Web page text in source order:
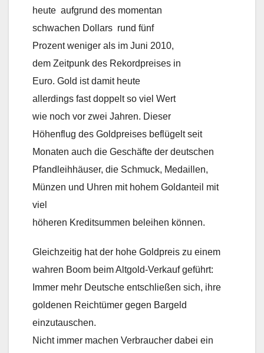
heute  aufgrund des momentan
schwachen Dollars  rund fünf
Prozent weniger als im Juni 2010,
dem Zeitpunk des Rekordpreises in
Euro. Gold ist damit heute
allerdings fast doppelt so viel Wert
wie noch vor zwei Jahren. Dieser
Höhenflug des Goldpreises beflügelt seit
Monaten auch die Geschäfte der deutschen
Pfandleihhäuser, die Schmuck, Medaillen,
Münzen und Uhren mit hohem Goldanteil mit
viel
höheren Kreditsummen beleihen können.
Gleichzeitig hat der hohe Goldpreis zu einem
wahren Boom beim Altgold-Verkauf geführt:
Immer mehr Deutsche entschließen sich, ihre
goldenen Reichtümer gegen Bargeld
einzutauschen.
Nicht immer machen Verbraucher dabei ein